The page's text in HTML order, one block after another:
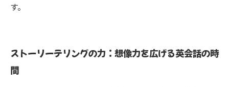
す。
ストーリーテリングの力：想像力を広げる英会話の時
間